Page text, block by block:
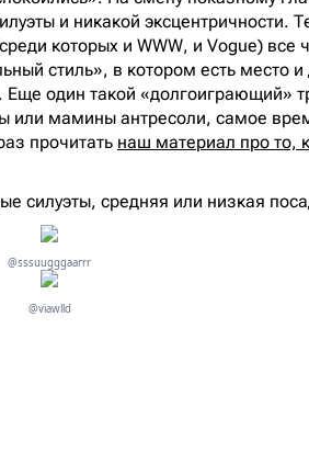
и никакой эксцентричности.
которых и WWW, и Vogue)
стиль», в котором есть место
Еще один такой «долгоиграющий»
или мамины антресоли, самое
прочитать наш материал про то,
силуэты, средняя или низкая
@sssuugggaarrr
@viawlld